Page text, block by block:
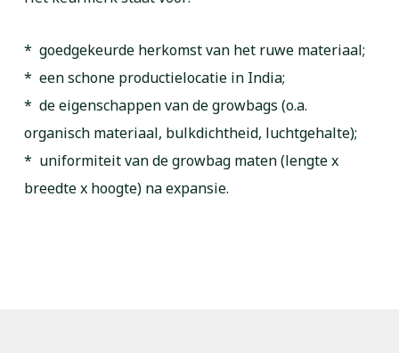
* goedgekeurde herkomst van het ruwe materiaal;
* een schone productielocatie in India;
* de eigenschappen van de growbags (o.a.
organisch materiaal, bulkdichtheid, luchtgehalte);
* uniformiteit van de growbag maten (lengte x
breedte x hoogte) na expansie.